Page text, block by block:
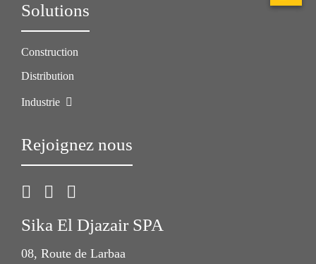
Solutions
Construction
Distribution
Industrie
Rejoignez nous
Sika El Djazair SPA
08, Route de Larbaa